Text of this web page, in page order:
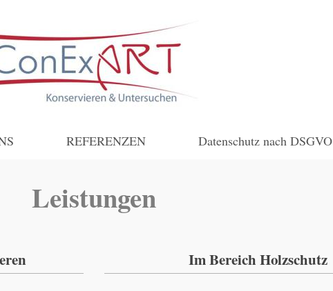
REFERENZEN Datenschutz nach DSGVO
Leistungen
Im Bereich Holzschutz